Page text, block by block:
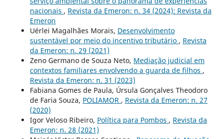
nacionais , Revista da Emeron: n. 34 (2024): Revista da
Emeron
Uérlei Magalhães Morais, Desenvolvimento
sustentável por meio do incentivo tributário , Revista
da Emeron: n. 29 (2021)
Zeno Germano de Souza Neto, Mediação judicial em
contextos familiares envolvendo a guarda de filhos ,
Revista da Emeron: n. 31 (2023)
Fabiana Gomes de Paula, Úrsula Gonçalves Theodoro
de Faria Souza, POLIAMOR , Revista da Emeron: n. 27
(2020)
Igor Veloso Ribeiro, Política para Pombos , Revista da
Emeron: n. 28 (2021)